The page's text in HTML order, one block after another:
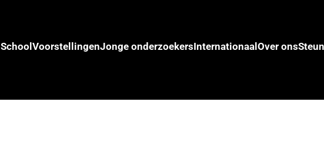
SchoolVoorstellingenJonge onderzoekersInternationaalOver ons